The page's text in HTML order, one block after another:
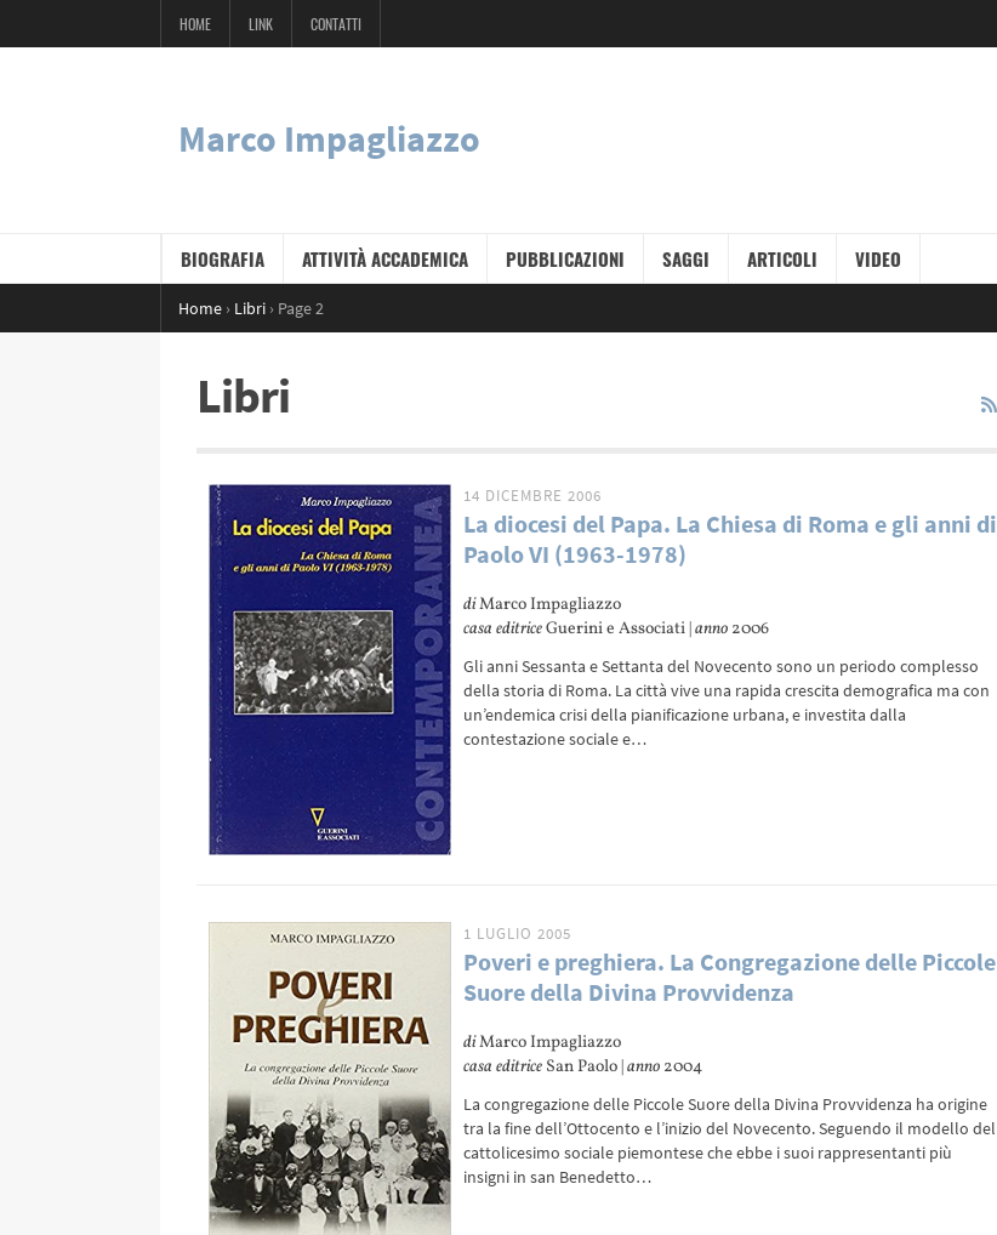
HOME LINK CONTATTI
Marco Impagliazzo
BIOGRAFIA ATTIVITÀ ACCADEMICA PUBBLICAZIONI SAGGI ARTICOLI VIDEO
Home › Libri › Page 2
Libri
14 DICEMBRE 2006
La diocesi del Papa. La Chiesa di Roma e gli anni di
Paolo VI (1963-1978)
diMarco Impagliazzo
casa editriceGuerini e Associati |anno 2006
Gli anni Sessanta e Settanta del Novecento sono un periodo complesso
della storia di Roma. La città vive una rapida crescita demografica ma con
un’endemica crisi della pianificazione urbana, e investita dalla
contestazione sociale e…
1 LUGLIO 2005
Poveri e preghiera. La Congregazione delle Piccole
Suore della Divina Provvidenza
diMarco Impagliazzo
casa editrice San Paolo |anno 2004
La congregazione delle Piccole Suore della Divina Provvidenza ha origine
tra la fine dell’Ottocento e l’inizio del Novecento. Seguendo il modello del
cattolicesimo sociale piemontese che ebbe i suoi rappresentanti più
insigni in san Benedetto…